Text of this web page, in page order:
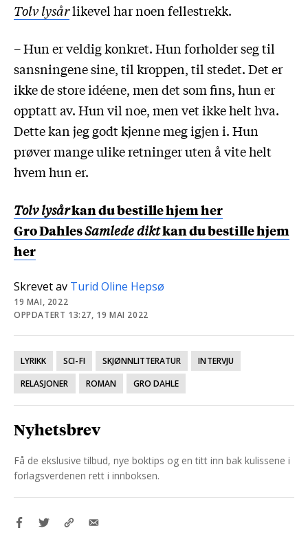
Skrevet av Turid Oline Hepsø
19 MAI, 2022
OPPDATERT 13:27, 19 MAI 2022
LYRIKK SCI-FI SKJØNNLITTERATUR
INTERVJU
RELASJONER
ROMAN GRO DAHLE
Nyhetsbrev
Få de ekslusive tilbud, nye boktips og en titt inn bak kulissene i
forlagsverdenen rett i innboksen.
Tolv lysårlikevel har noen fellestrekk.
– Hun er veldig konkret. Hun forholder seg til
sansningene sine, til kroppen, til stedet. Det er
ikke de store idéene, men det som fins, hun er
opptatt av. Hun vil noe, men vet ikke helt hva.
Dette kan jeg godt kjenne meg igjen i. Hun
prøver mange ulike retninger uten å vite helt
hvem hun er.
Tolv lysårkan du bestille hjem her
Gro DahlesSamlede diktkan du bestille hjem
her